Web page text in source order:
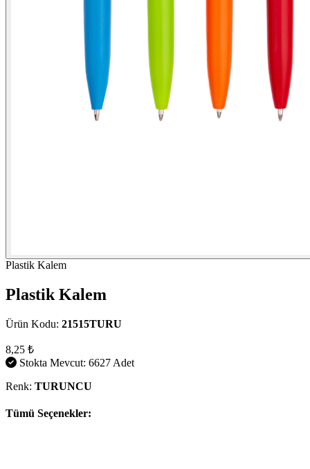
Plastik Kalem
Plastik Kalem
Ürün Kodu: 21515TURU
8,25 ₺
Stokta Mevcut: 6627 Adet
Renk: TURUNCU
Tümü Seçenekler: